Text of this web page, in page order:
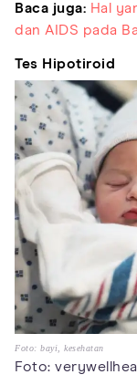
Baca juga: Hal
dan AIDS pada
Tes Hipotiroid
Foto: bayi, kesehatan
Foto: